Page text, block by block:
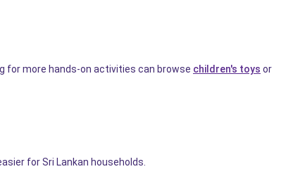
for more hands-on activities can browse children's toys or
for Sri Lankan households.